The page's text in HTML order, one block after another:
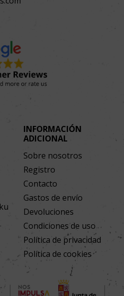
INFORMACIÓN
ADICIONAL
Sobre nosotros
Registro
Contacto
Gastos de envío
Devoluciones
Condiciones de uso
Política de privacidad
Política de cookies